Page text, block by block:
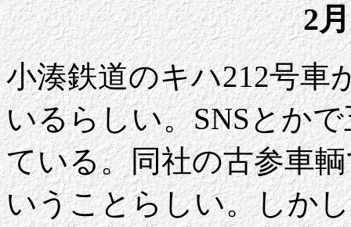
2
小湊鉄道のキハ212号車
いるらしい。SNSとか
ている。同社の古参車
いうことらしい。しか